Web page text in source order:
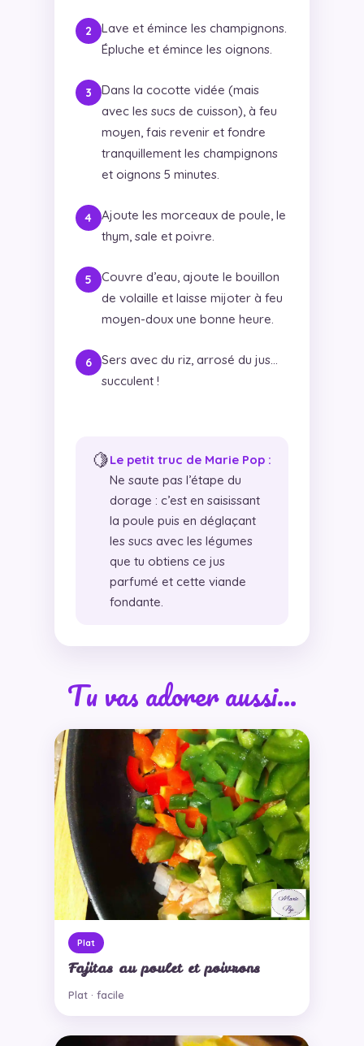
Lave et émince les champignons.
Épluche et émince les oignons.
Dans la cocotte vidée (mais
avec les sucs de cuisson), à feu
moyen, fais revenir et fondre
tranquillement les champignons
et oignons 5 minutes.
Ajoute les morceaux de poule, le
thym, sale et poivre.
Couvre d’eau, ajoute le bouillon
de volaille et laisse mijoter à feu
moyen-doux une bonne heure.
Sers avec du riz, arrosé du jus…
succulent !
🍋Le petit truc de Marie Pop :
Ne saute pas l’étape du
dorage : c’est en saisissant
la poule puis en déglaçant
les sucs avec les légumes
que tu obtiens ce jus
parfumé et cette viande
fondante.
Tu vas adorer aussi…
Plat
Fajitas au poulet et poivrons
Plat · facile